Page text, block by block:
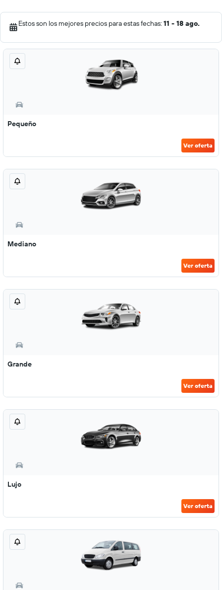
Estos son los mejores precios para estas fechas: 11 - 18 ago.
Pequeño
Ver oferta
Mediano
Ver oferta
Grande
Ver oferta
Lujo
Ver oferta